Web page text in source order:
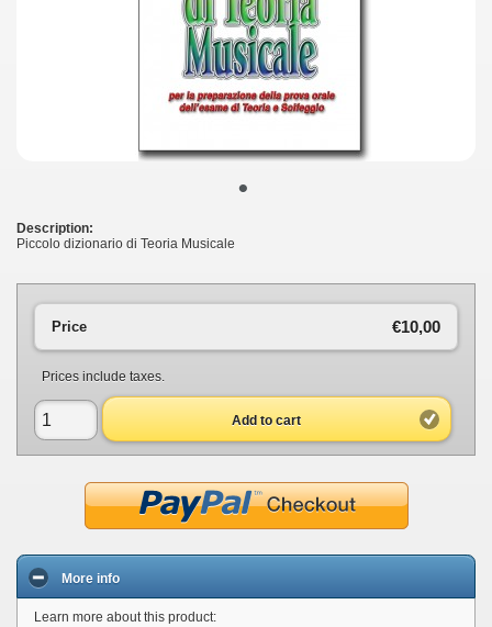
•
Description:
Piccolo dizionario di Teoria Musicale
€10,00
Price
Prices include taxes.
Add to cart
More info
Learn more about this product: